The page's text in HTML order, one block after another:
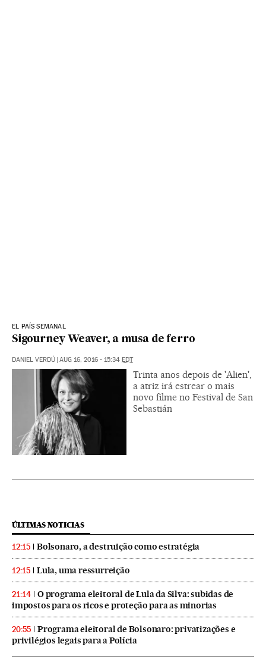
EL PAÍS SEMANAL
Sigourney Weaver, a musa de ferro
DANIEL VERDÚ AUG 16, 2016 - 15:34 EDT
Trinta anos depois de 'Alien',
a atriz irá estrear o mais
novo filme no Festival de San
Sebastián
ÚLTIMAS NOTICIAS
12:15 Bolsonaro, a destruição como estratégia
12:15 Lula, uma ressurreição
21:14
O programa eleitoral de Lula da Silva: subidas de
impostos para os ricos e proteção para as minorias
20:55
Programa eleitoral de Bolsonaro: privatizações e
privilégios legais para a Polícia